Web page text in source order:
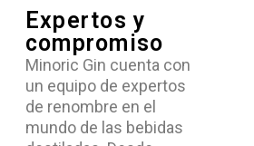
Expertos y
compromiso
Minoric Gin cuenta con
un equipo de expertos
de renombre en el
mundo de las bebidas